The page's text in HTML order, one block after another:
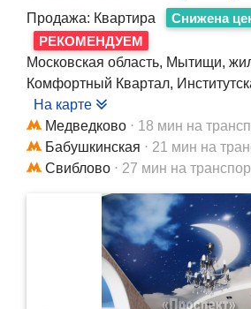
Продажа: Квартира
Снижена
РЕКОМЕНДУЕМ
Московская область, Мытищи,
Комфортный Квартал,
На карте
Медведково ⋅ 18 мин на
Бабушкинская ⋅ 21 мин на
Свиблово ⋅ 27 мин на